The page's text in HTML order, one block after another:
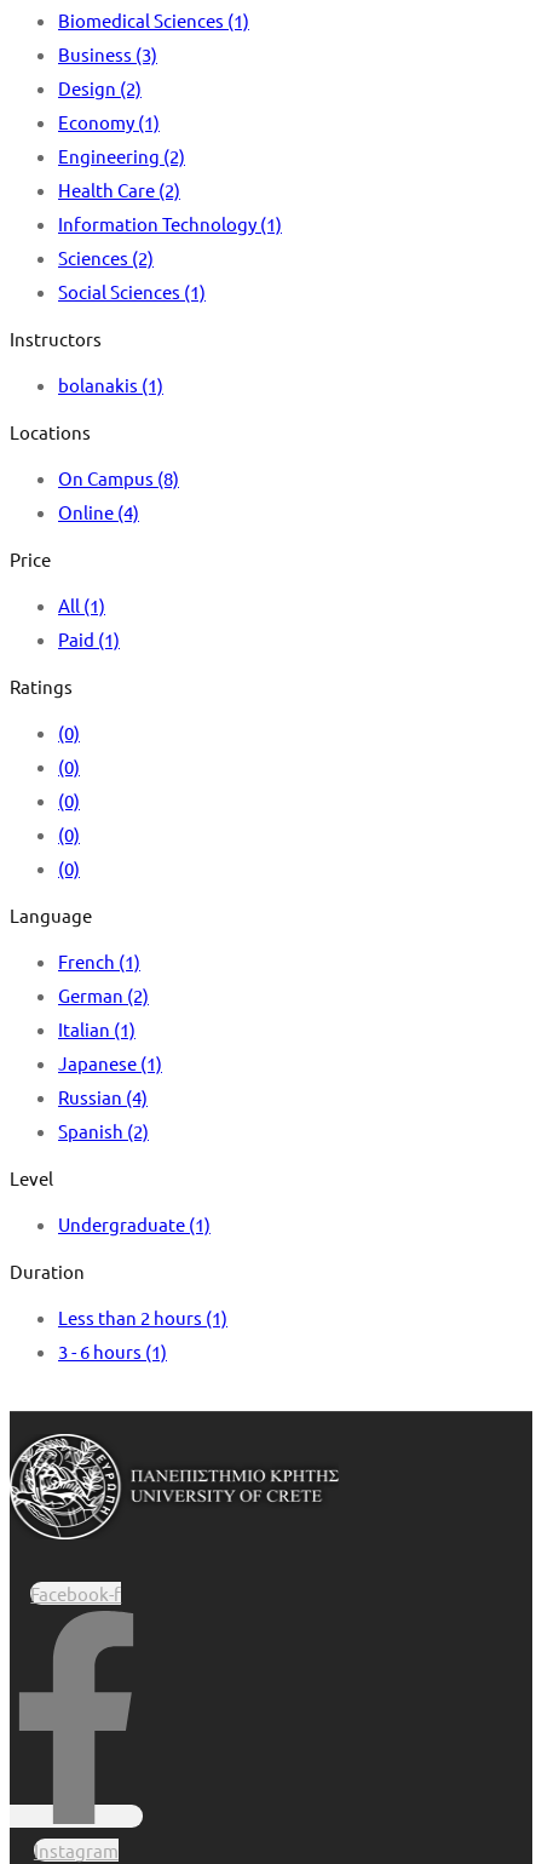
Biomedical Sciences (1)
Business (3)
Design (2)
Economy (1)
Engineering (2)
Health Care (2)
Information Technology (1)
Sciences (2)
Social Sciences (1)
Instructors
bolanakis (1)
Locations
On Campus (8)
Online (4)
Price
All (1)
Paid (1)
Ratings
(0)
(0)
(0)
(0)
(0)
Language
French (1)
German (2)
Italian (1)
Japanese (1)
Russian (4)
Spanish (2)
Level
Undergraduate (1)
Duration
Less than 2 hours (1)
3 - 6 hours (1)
Facebook-f
Instagram